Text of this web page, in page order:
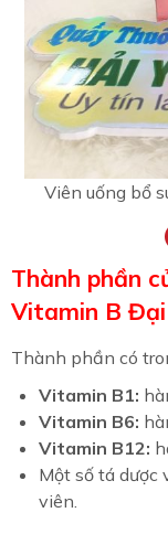
Viên uống bổ
Thành phần
Vitamin B
Thành phần có
Vitamin B1:
Vitamin B6:
Vitamin B12:
Một số tá dược
viên.